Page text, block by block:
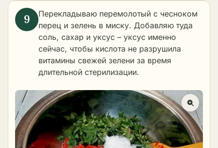
Перекладываю перемолотый с чесноком
перец и зелень в миску. Добавляю туда
соль, сахар и уксус – уксус именно
сейчас, чтобы кислота не разрушила
витамины свежей зелени за время
длительной стерилизации.